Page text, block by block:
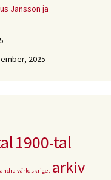
Jansson ja
2025
1900-tal
andra världskriget arkiv